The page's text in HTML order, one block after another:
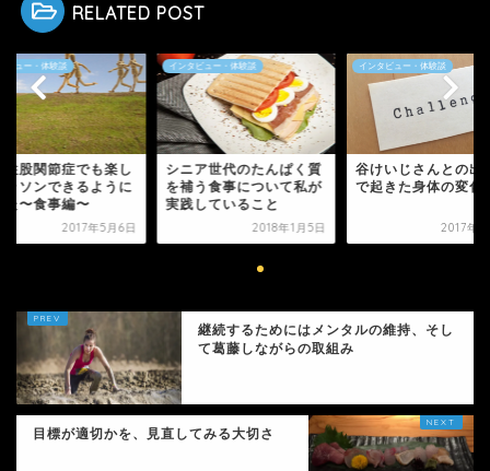
RELATED POST
ビュー・体験談
ア世代のたんぱく質
う食事について私が
していること
2018年1月5日
インタビュー・体験談
谷けいじさんとの出会い
で起きた身体の変化
2017年5月6日
インタビュー・体験談
変形性股関節症でも
くマラソンできるよ
2017年5
継続するためにはメンタルの維持、そし
て葛藤しながらの取組み
目標が適切かを、見直してみる大切さ